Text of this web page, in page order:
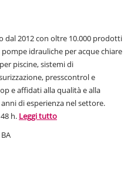
dal 2012 con oltre 10.000 prodotti
idrauliche per acque chiare
piscine, sistemi di
presscontrol e
e affidati alla qualità e alla
di esperienza nel settore.
h. Leggi tutto